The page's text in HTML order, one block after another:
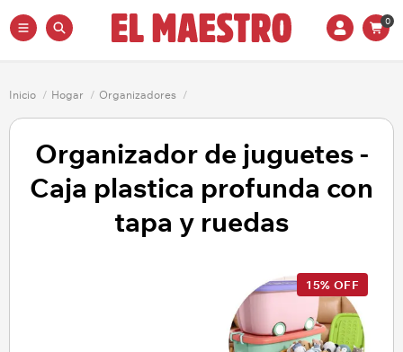
0
Inicio / Hogar / Organizadores /
Organizador de juguetes -
Caja plastica profunda con
tapa y ruedas
15% OFF